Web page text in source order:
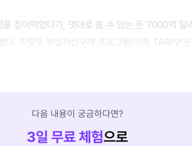
을 집어먹었다가, 멋대로 쓸 수 있는 돈 7000억 달
다. 이렇듯 부실자산구제 프로그램(이하 TARP)*
다음 내용이 궁금하다면?
3일 무료 체험으로